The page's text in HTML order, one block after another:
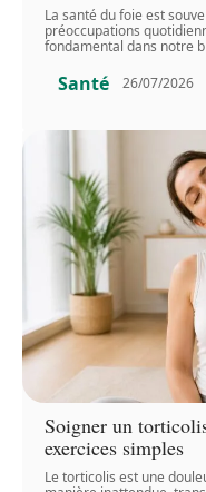
La santé du foie est
préoccupations
fondamental dans notre
Santé 26/07/2026
Soigner un
exercices simples
Le torticolis est une